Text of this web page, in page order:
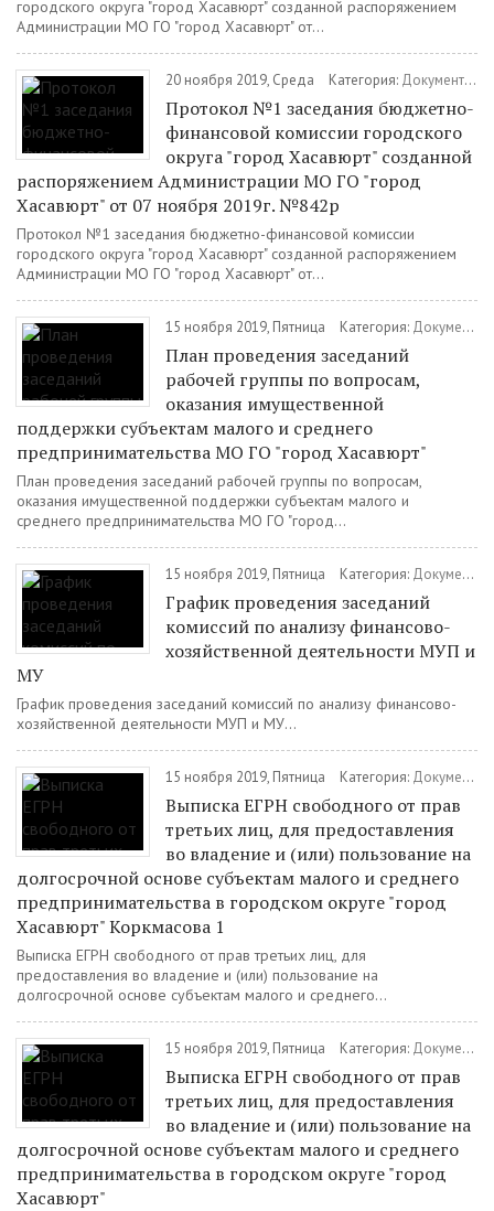
городского округа "город Хасавюрт" созданной распоряжением
Администрации МО ГО "город Хасавюрт" от...
20 ноября 2019, Среда Категория: Документы /
Протокол №1 заседания бюджетно-
финансовой комиссии городского
округа "город Хасавюрт" созданной
распоряжением Администрации МО ГО "город
Хасавюрт" от 07 ноября 2019г. №842р
Протокол №1 заседания бюджетно-финансовой комиссии
городского округа "город Хасавюрт" созданной распоряжением
Администрации МО ГО "город Хасавюрт" от...
15 ноября 2019, Пятница Категория: Документы
План проведения заседаний
рабочей группы по вопросам,
оказания имущественной
поддержки субъектам малого и среднего
предпринимательства МО ГО "город Хасавюрт"
План проведения заседаний рабочей группы по вопросам,
оказания имущественной поддержки субъектам малого и
среднего предпринимательства МО ГО "город...
15 ноября 2019, Пятница Категория: Документы
График проведения заседаний
комиссий по анализу финансово-
хозяйственной деятельности МУП и
МУ
График проведения заседаний комиссий по анализу финансово-
хозяйственной деятельности МУП и МУ...
15 ноября 2019, Пятница Категория: Документы
Выписка ЕГРН свободного от прав
третьих лиц, для предоставления
во владение и (или) пользование на
долгосрочной основе субъектам малого и среднего
предпринимательства в городском округе "город
Хасавюрт" Коркмасова 1
Выписка ЕГРН свободного от прав третьих лиц, для
предоставления во владение и (или) пользование на
долгосрочной основе субъектам малого и среднего...
15 ноября 2019, Пятница Категория: Документы
Выписка ЕГРН свободного от прав
третьих лиц, для предоставления
во владение и (или) пользование на
долгосрочной основе субъектам малого и среднего
предпринимательства в городском округе "город
Хасавюрт"